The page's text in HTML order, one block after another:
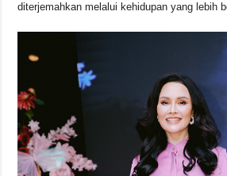
diterjemahkan melalui kehidupan yang lebih